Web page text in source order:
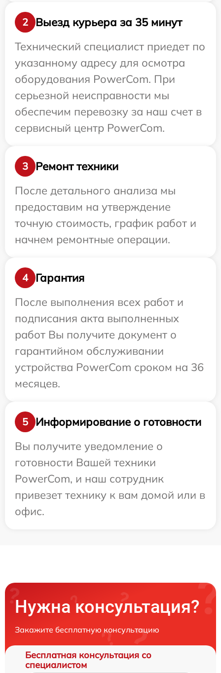
2
Выезд курьера за 35 минут
Технический специалист приедет по
указанному адресу для осмотра
оборудования PowerCom. При
серьезной неисправности мы
обеспечим перевозку за наш счет в
сервисный центр PowerCom.
3
Ремонт техники
После детального анализа мы
предоставим на утверждение
точную стоимость, график работ и
начнем ремонтные операции.
4
Гарантия
После выполнения всех работ и
подписания акта выполненных
работ Вы получите документ о
гарантийном обслуживании
устройства PowerCom сроком на 36
месяцев.
5
Информирование о готовности
Вы получите уведомление о
готовности Вашей техники
PowerCom, и наш сотрудник
привезет технику к вам домой или в
офис.
Нужна консультация?
Закажите бесплатную консультацию
Бесплатная консультация со
специалистом